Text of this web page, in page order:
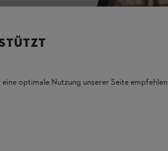
optimale Nutzung unserer Seite empfehlen